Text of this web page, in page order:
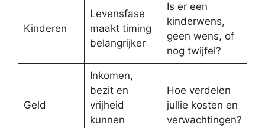
Kinderen
Levensfase
maakt timing
belangrijker
Is er een
kinderwens,
geen wens, of
nog twijfel?
Geld
Inkomen,
bezit en
vrijheid
kunnen
Hoe verdelen
jullie kosten en
verwachtingen?